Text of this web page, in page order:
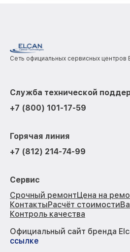
Сеть официальных сервисных центров
Служба технической
+7 (800) 101-17-59
Горячая линия
+7 (812) 214-74-99
Сервис
Срочный ремонтЦена на
КонтактыРасчёт стоимости
Контроль качества
Официальный сайт бренда
ссылке